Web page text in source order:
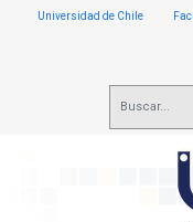
Universidad de Chile